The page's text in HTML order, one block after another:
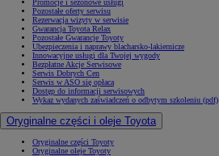
Promocje i sezonowe usługi
Pozostałe oferty serwisu
Rezerwacja wizyty w serwisie
Gwarancja Toyota Relax
Pozostałe Gwarancje Toyoty
Ubezpieczenia i naprawy blacharsko-lakiernicze
Innowacyjne usługi dla Twojej wygody
Bezpłatne Akcje Serwisowe
Serwis Dobrych Cen
Serwis w ASO się opłaca
Dostęp do informacji serwisowych
Wykaz wydanych zaświadczeń o odbytym szkoleniu (pdf)
Oryginalne części i oleje Toyota
Oryginalne części Toyoty
Oryginalne oleje Toyoty